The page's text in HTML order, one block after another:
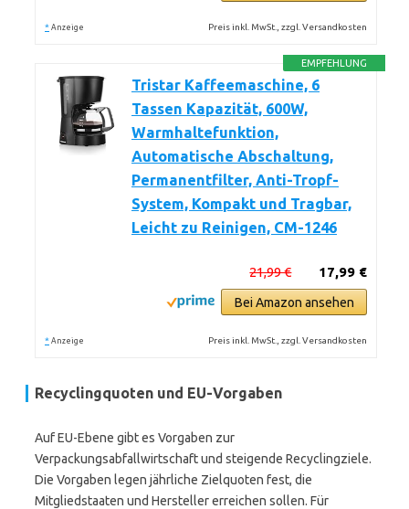
* Anzeige Preis inkl. MwSt., zzgl. Versandkosten
EMPFEHLUNG
Tristar Kaffeemaschine, 6
Tassen Kapazität, 600W,
Warmhaltefunktion,
Automatische Abschaltung,
Permanentfilter, Anti-Tropf-
System, Kompakt und Tragbar,
Leicht zu Reinigen, CM-1246
17,99 €
21,99 €
Bei Amazon ansehen
* Anzeige Preis inkl. MwSt., zzgl. Versandkosten
Recyclingquoten und EU-Vorgaben
Auf EU-Ebene gibt es Vorgaben zur
Verpackungsabfallwirtschaft und steigende Recyclingziele.
Die Vorgaben legen jährliche Zielquoten fest, die
Mitgliedstaaten und Hersteller erreichen sollen. Für